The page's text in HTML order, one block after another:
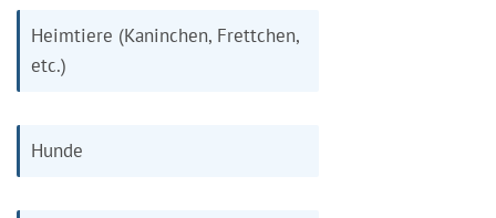
Heimtiere (Kaninchen, Frettchen,
etc.)
Hunde